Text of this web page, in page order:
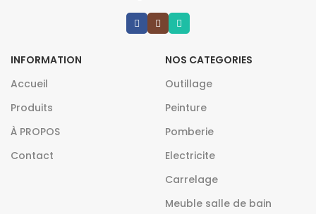
INFORMATION
Accueil
Produits
À PROPOS
Contact
NOS CATEGORIES
Outillage
Peinture
Pomberie
Electricite
Carrelage
Meuble salle de bain